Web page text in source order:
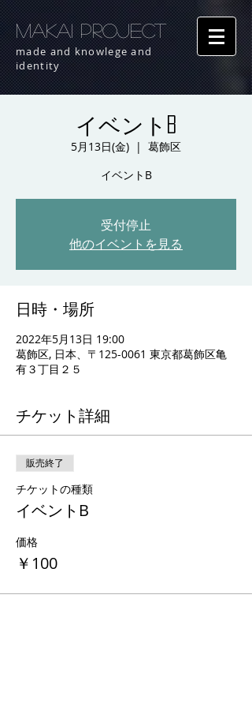
MAKAI PROJECT
made and knowlege and
identity
イベントB
5月13日(金)
  |
葛飾区
イベントB
受付停止
他のイベントを見る
日時・場所
2022年5月13日 19:00
葛飾区, 日本、〒125-0061 東京都葛飾区亀
有３丁目２５
チケット詳細
販売終了
チケットの種類
イベントB
価格
￥100